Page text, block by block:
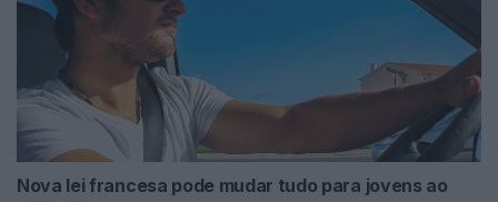
Nova lei francesa pode mudar tudo para jovens ao